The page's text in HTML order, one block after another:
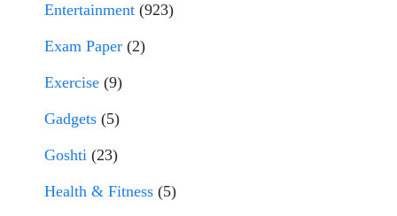
Entertainment (923)
Exam Paper (2)
Exercise (9)
Gadgets (5)
Goshti (23)
Health & Fitness (5)